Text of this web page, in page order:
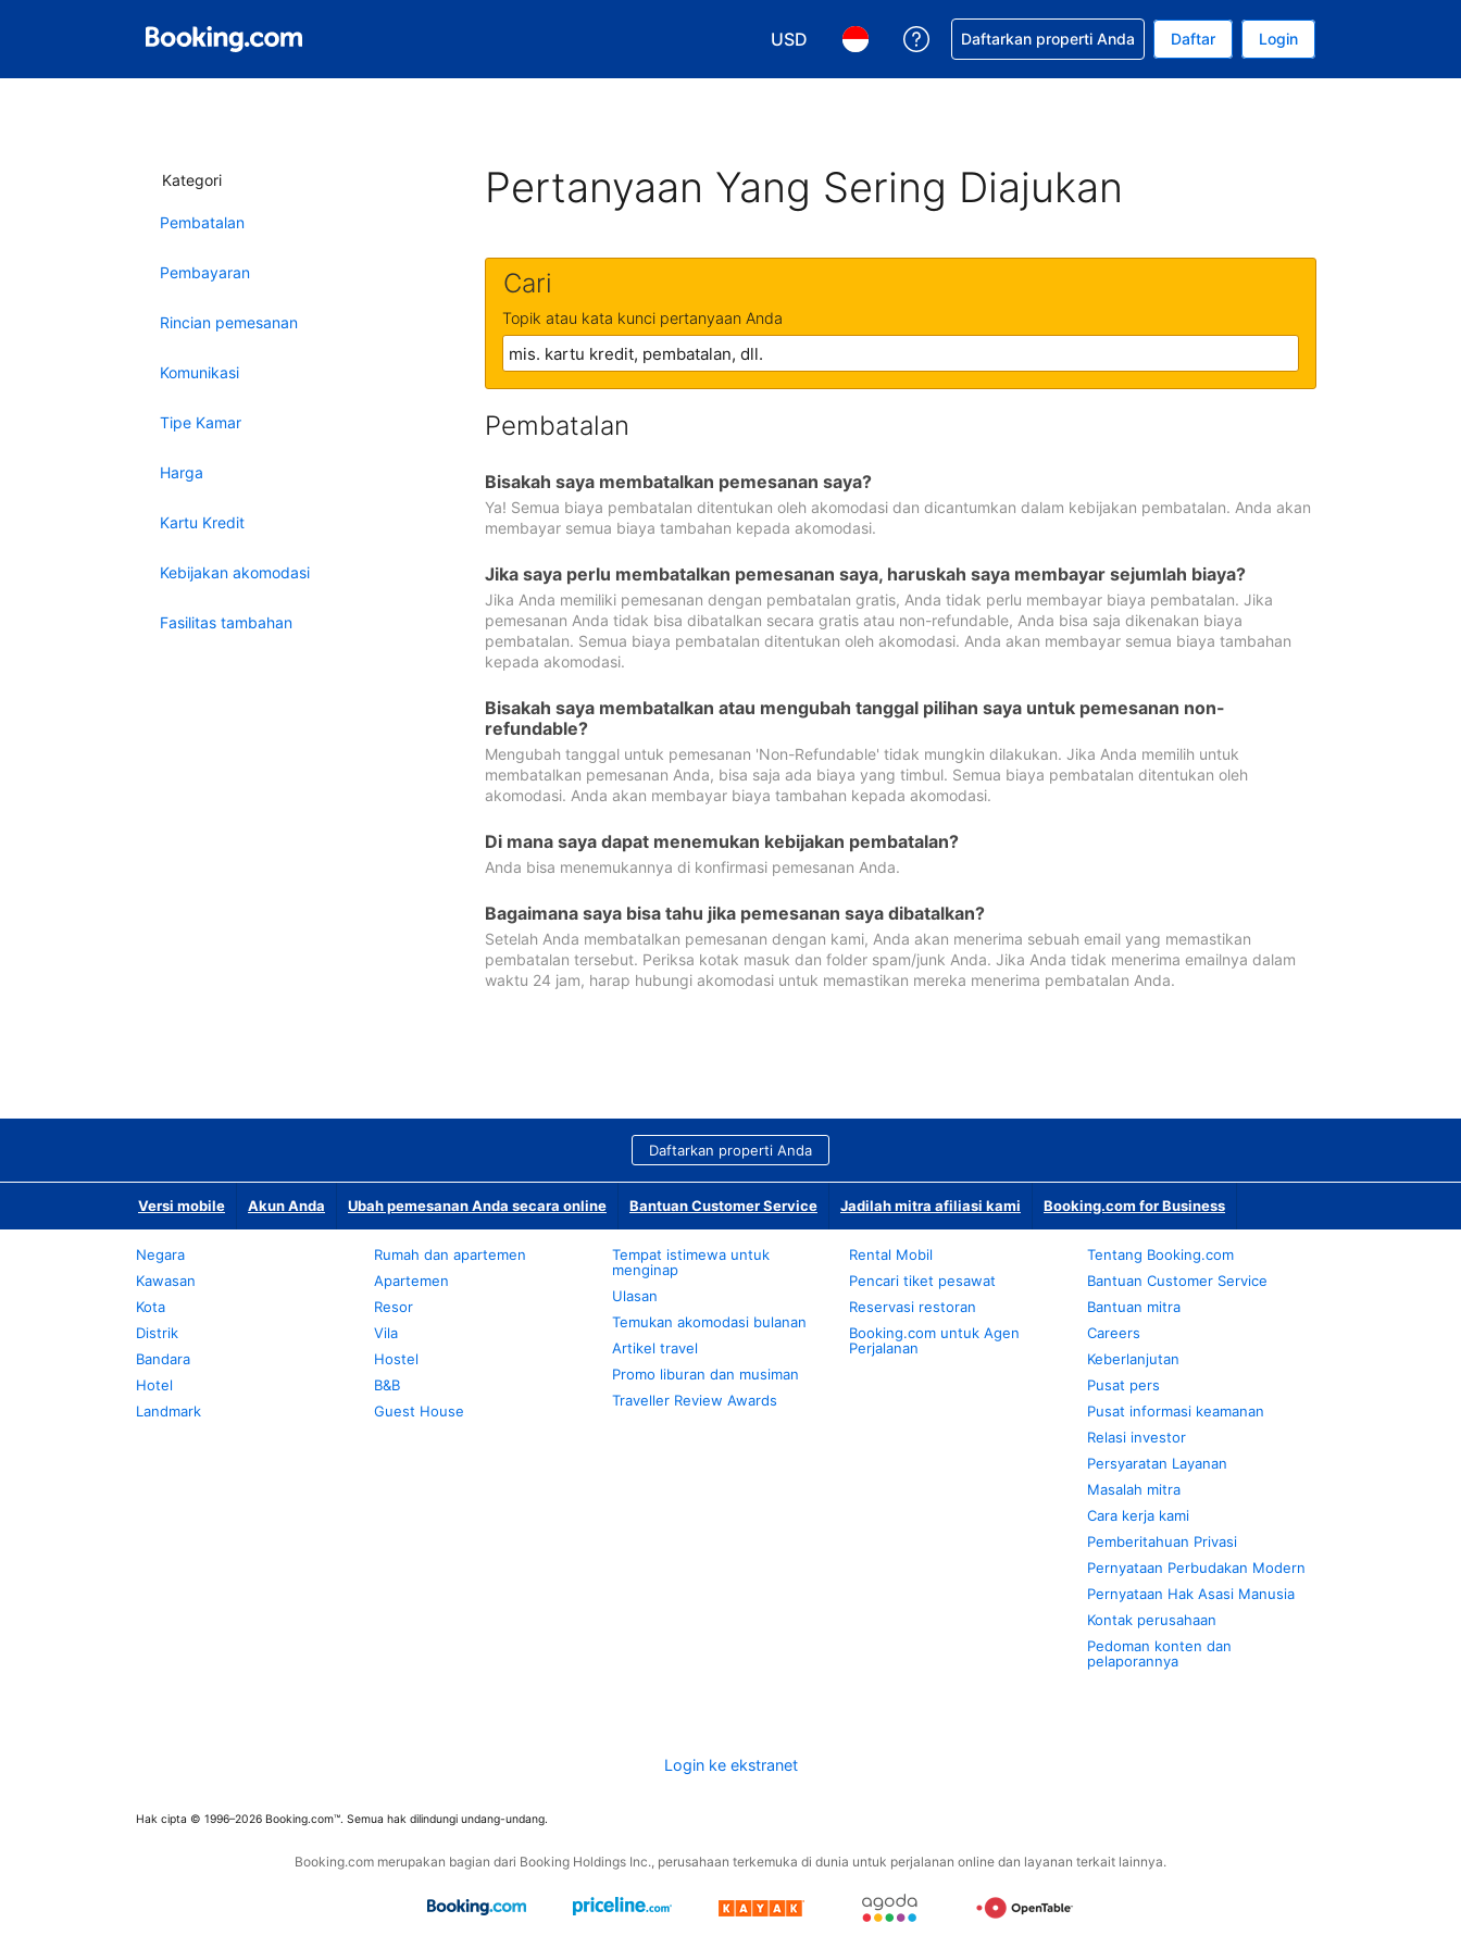
USD
Pilih mata uang Anda. Mata uang Anda saat ini adalah Dolar Amerika Serikat
Pilih bahasa Anda. Bahasa Anda saat ini adalah Bahasa Indonesia
Dapatkan bantuan untuk pemesanan Anda
Daftarkan properti Anda Daftar Login
Kategori
Pembatalan
Pembayaran
Rincian pemesanan
Komunikasi
Tipe Kamar
Harga
Kartu Kredit
Kebijakan akomodasi
Fasilitas tambahan
Pertanyaan Yang Sering Diajukan
Cari
Topik atau kata kunci pertanyaan Anda
Pembatalan
Bisakah saya membatalkan pemesanan saya?
Ya! Semua biaya pembatalan ditentukan oleh akomodasi dan dicantumkan dalam kebijakan pembatalan. Anda akan
membayar semua biaya tambahan kepada akomodasi.
Jika saya perlu membatalkan pemesanan saya, haruskah saya membayar sejumlah biaya?
Jika Anda memiliki pemesanan dengan pembatalan gratis, Anda tidak perlu membayar biaya pembatalan. Jika
pemesanan Anda tidak bisa dibatalkan secara gratis atau non-refundable, Anda bisa saja dikenakan biaya
pembatalan. Semua biaya pembatalan ditentukan oleh akomodasi. Anda akan membayar semua biaya tambahan
kepada akomodasi.
Bisakah saya membatalkan atau mengubah tanggal pilihan saya untuk pemesanan non-
refundable?
Mengubah tanggal untuk pemesanan 'Non-Refundable' tidak mungkin dilakukan. Jika Anda memilih untuk
membatalkan pemesanan Anda, bisa saja ada biaya yang timbul. Semua biaya pembatalan ditentukan oleh
akomodasi. Anda akan membayar biaya tambahan kepada akomodasi.
Di mana saya dapat menemukan kebijakan pembatalan?
Anda bisa menemukannya di konfirmasi pemesanan Anda.
Bagaimana saya bisa tahu jika pemesanan saya dibatalkan?
Setelah Anda membatalkan pemesanan dengan kami, Anda akan menerima sebuah email yang memastikan
pembatalan tersebut. Periksa kotak masuk dan folder spam/junk Anda. Jika Anda tidak menerima emailnya dalam
waktu 24 jam, harap hubungi akomodasi untuk memastikan mereka menerima pembatalan Anda.
Daftarkan properti Anda
Versi mobile Akun Anda Ubah pemesanan Anda secara online Bantuan Customer Service Jadilah mitra afiliasi kami Booking.com for Business
Negara
Kawasan
Kota
Distrik
Bandara
Hotel
Landmark
Rumah dan apartemen
Apartemen
Resor
Vila
Hostel
B&B
Guest House
Tempat istimewa untuk
menginap
Ulasan
Temukan akomodasi bulanan
Artikel travel
Promo liburan dan musiman
Traveller Review Awards
Rental Mobil
Pencari tiket pesawat
Reservasi restoran
Booking.com untuk Agen
Perjalanan
Tentang Booking.com
Bantuan Customer Service
Bantuan mitra
Careers
Keberlanjutan
Pusat pers
Pusat informasi keamanan
Relasi investor
Persyaratan Layanan
Masalah mitra
Cara kerja kami
Pemberitahuan Privasi
Pernyataan Perbudakan Modern
Pernyataan Hak Asasi Manusia
Kontak perusahaan
Pedoman konten dan
pelaporannya
Login ke ekstranet
Hak cipta © 1996–2026 Booking.com™. Semua hak dilindungi undang-undang.
Booking.com merupakan bagian dari Booking Holdings Inc., perusahaan terkemuka di dunia untuk perjalanan online dan layanan terkait lainnya.